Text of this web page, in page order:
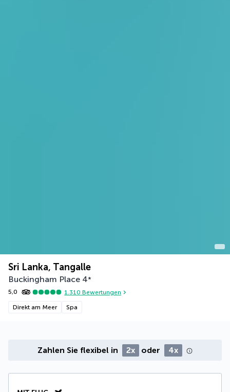
Sri Lanka, Tangalle
Buckingham Place 4*
5,0 1.310 Bewertungen
Direkt am Meer Spa
Zahlen Sie flexibel in 2x oder 4x